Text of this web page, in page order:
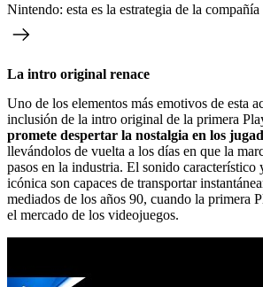
Nintendo: esta es la estrategia de la compañía
La intro original renace
Uno de los elementos más emotivos de esta
inclusión de la intro original de la primera
promete despertar la nostalgia en los
llevándolos de vuelta a los días en que la
pasos en la industria. El sonido característico
icónica son capaces de transportar
mediados de los años 90, cuando la primera
el mercado de los videojuegos.